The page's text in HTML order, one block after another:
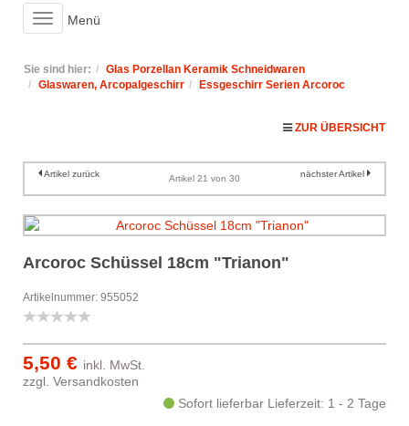
Toggle
navigation
Menü
Sie sind hier:
Glas Porzellan Keramik Schneidwaren
Glaswaren, Arcopalgeschirr
Essgeschirr Serien Arcoroc
ZUR ÜBERSICHT
Artikel zurück Artikel 21 von 30 nächster Artikel
Arcoroc Schüssel 18cm "Trianon"
Artikelnummer: 955052
5,50 € inkl. MwSt.
zzgl. Versandkosten
Sofort lieferbar Lieferzeit: 1 - 2 Tage